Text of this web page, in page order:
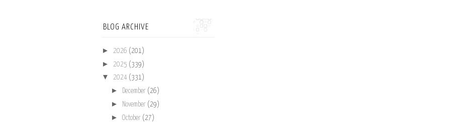
BLOG ARCHIVE
► 2026 (201)
► 2025 (339)
▼ 2024 (331)
► December (26)
► November (29)
► October (27)